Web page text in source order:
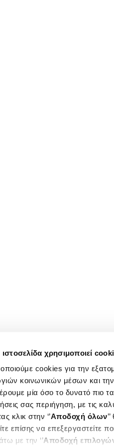
χρησιμοποιεί
cookies για την
κοινωνικών μέσων και
μία όσο το δυνατό πιο
σας περιήγηση, με τις
κλικ στην ‘’Αποδοχή όλων
επίσης να επεξεργαστείτε
με την ‘’Αποδοχή